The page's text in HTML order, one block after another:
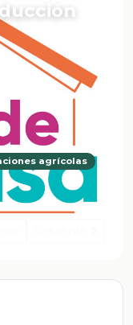
agrícolas